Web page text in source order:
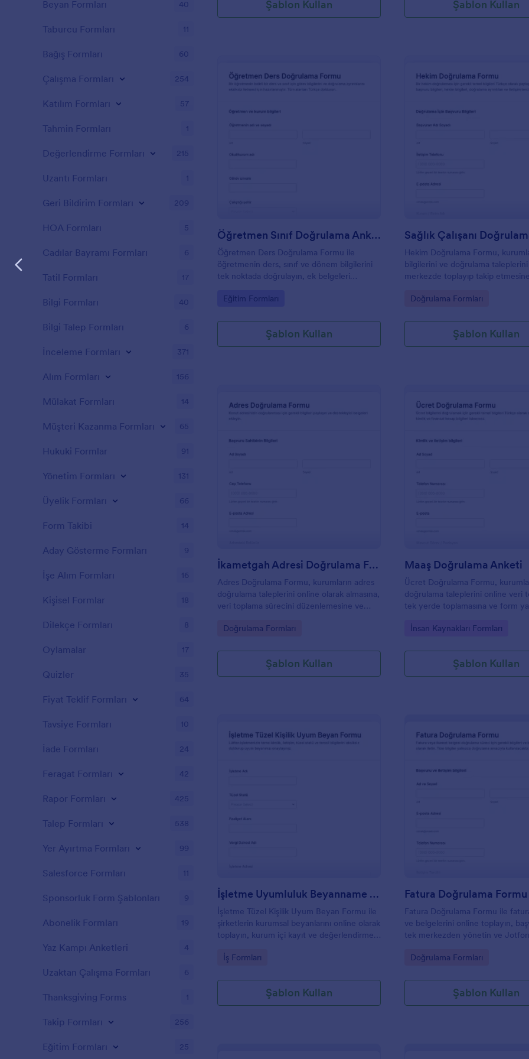
Şablon Kullan Şablon Kullan
Öğretmen Sınıf Doğrulama Anketi
Öğretmen Ders Doğrulama Formu ile
öğretmenin ders, sınıf ve dönem bilgilerini
tek noktada doğrulayın, ek belgeleri
yanıtlarını düzenli biçimde takip edin.
Go to Category:
Eğitim Formları
Şablon Kullan
Hekim Doğrulama Formu,
bilgilerini ve doğrulama
merkezde toplayıp takip
bir form şablonudur.
Go to Category:
Doğrulama Formları
Şablon Kullan
İkametgah Adresi Doğrulama Formu
Adres Doğrulama Formu, kurumların adres
doğrulama taleplerini online olarak almasına,
veri toplama sürecini düzenlemesine ve
yardımcı olur.
Go to Category:
Doğrulama Formları
Şablon Kullan
Maaş Doğrulama Anketi
Ücret Doğrulama Formu,
doğrulama taleplerini online veri
tek yerde toplamasına ve form
olur.
Go to Category:
İnsan Kaynakları Formları
Şablon Kullan
İşletme Uyumluluk Beyanname Formu
İşletme Tüzel Kişilik Uyum Beyan Formu ile
şirketlerin kurumsal beyanlarını online olarak
toplayın, kurum içi kayıt ve değerlendirme
kolaylaştırın.
Go to Category:
İş Formları
Şablon Kullan
Fatura Doğrulama Formu
Fatura Doğrulama Formu ile
ve belgelerini online toplayın,
tek merkezden yönetin ve
akışına uygun şekilde hızlandırın.
Go to Category:
Doğrulama Formları
Şablon Kullan
Beyan Formları 40
Taburcu Formları 11
Bağış Formları 60
Çalışma Formları 254
Katılım Formları 57
Tahmin Formları 1
Değerlendirme Formları 215
Uzantı Formları 1
Geri Bildirim Formları 209
HOA Formları 5
Cadılar Bayramı Formları 6
Tatil Formları 17
Bilgi Formları 40
Bilgi Talep Formları 6
İnceleme Formları 371
Alım Formları 156
Mülakat Formları 14
Müşteri Kazanma Formları 65
Hukuki Formlar 91
Yönetim Formları 131
Üyelik Formları 66
Form Takibi 14
Aday Gösterme Formları 9
İşe Alım Formları 16
Kişisel Formlar 18
Dilekçe Formları 8
Oylamalar 17
Quizler 35
Fiyat Teklif Formları 64
Tavsiye Formları 10
İade Formları 24
Feragat Formları 42
Rapor Formları 425
Talep Formları 538
Yer Ayırtma Formları 99
Salesforce Formları 11
Sponsorluk Form Şablonları 9
Abonelik Formları 19
Yaz Kampı Anketleri 4
Uzaktan Çalışma Formları 6
Thanksgiving Forms 1
Takip Formları 256
Eğitim Formları 25